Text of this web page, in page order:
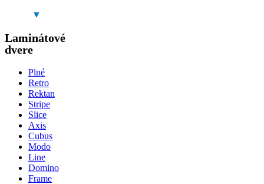
▼
Laminátové
dvere
Plné
Retro
Rektan
Stripe
Slice
Axis
Cubus
Modo
Line
Domino
Frame